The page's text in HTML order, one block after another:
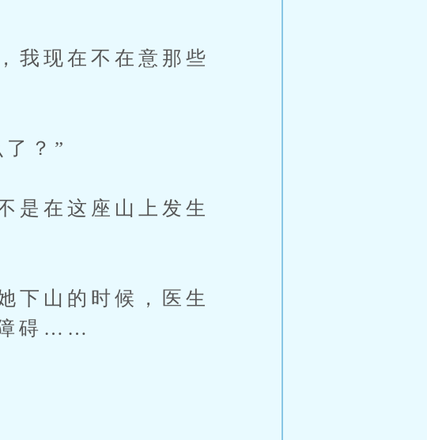
我现在不在意那些
？”
在这座山上发生
山的时候，医生
障碍……